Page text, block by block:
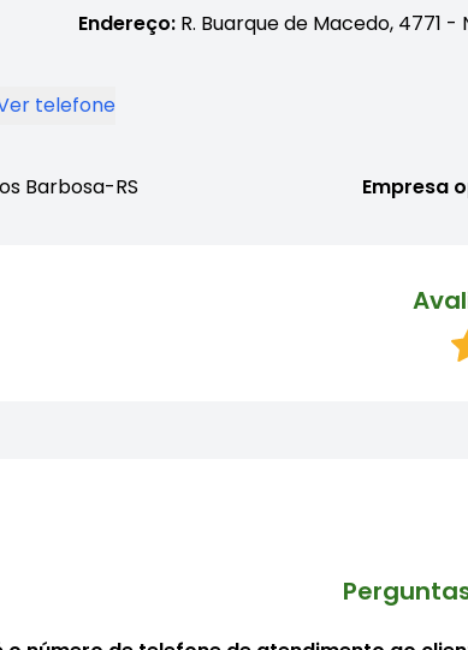
Endereço: R. Buarque de Macedo, 4771
telefone
Barbosa-RS Empresa